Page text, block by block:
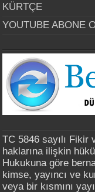
KÜRTÇE
YOUTUBE ABONE
TC 5846 sayılı Fikir
haklarına ilişkin
Hukukuna göre
kimse, yayıncı ve
veya bir kısmını